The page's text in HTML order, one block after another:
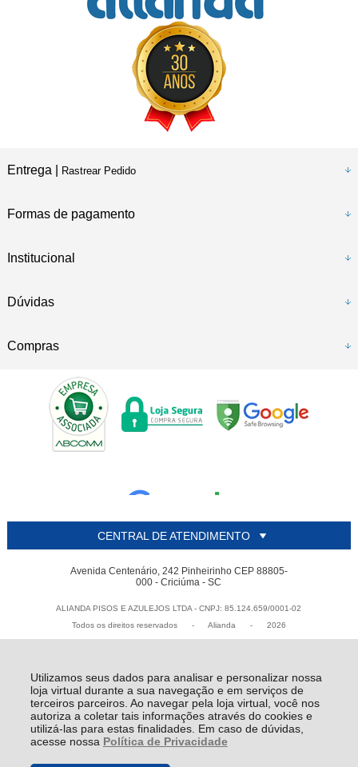
Utilizamos seus dados para analisar e personalizar nossa
loja virtual durante a sua navegação e em serviços de
terceiros parceiros. Ao navegar pela loja virtual, você nos
autoriza a coletar tais informações através do cookies e
utilizá-las para estas finalidades. Em caso de dúvidas,
acesse nossa Política de Privacidade
Entrega | Rastrear Pedido
Formas de pagamento
Institucional
Dúvidas
Compras
CENTRAL DE ATENDIMENTO
Avenida Centenário, 242 Pinheirinho CEP 88805-
000 - Criciúma - SC
ALIANDA PISOS E AZULEJOS LTDA - CNPJ: 85.124.659/0001-02
Todos os direitos reservados
- Alianda - 2026